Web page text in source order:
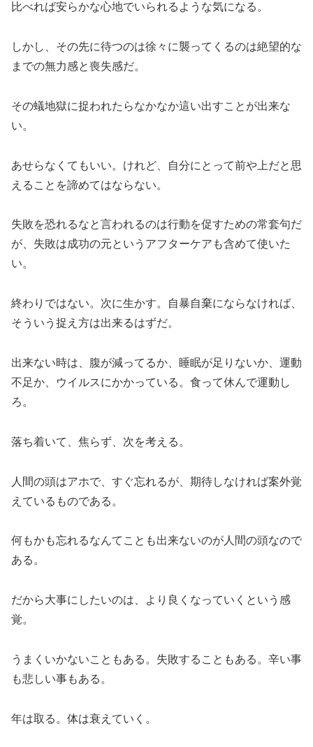
比べれば安らかな心地でいられるような気になる。
しかし、その先に待つのは徐々に襲ってくるのは絶望的な
までの無力感と喪失感だ。
その蟻地獄に捉われたらなかなか這い出すことが出来な
い。
あせらなくてもいい。けれど、自分にとって前や上だと思
えることを諦めてはならない。
失敗を恐れるなと言われるのは行動を促すための常套句だ
が、失敗は成功の元というアフターケアも含めて使いた
い。
終わりではない。次に生かす。自暴自棄にならなければ、
そういう捉え方は出来るはずだ。
出来ない時は、腹が減ってるか、睡眠が足りないか、運動
不足か、ウイルスにかかっている。食って休んで運動し
ろ。
落ち着いて、焦らず、次を考える。
人間の頭はアホで、すぐ忘れるが、期待しなければ案外覚
えているものである。
何もかも忘れるなんてことも出来ないのが人間の頭なので
ある。
だから大事にしたいのは、より良くなっていくという感
覚。
うまくいかないこともある。失敗することもある。辛い事
も悲しい事もある。
年は取る。体は衰えていく。